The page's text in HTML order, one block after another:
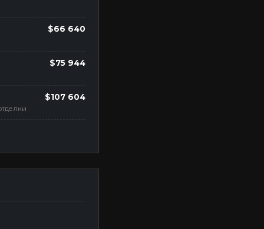
$66 640
$75 944
$107 604